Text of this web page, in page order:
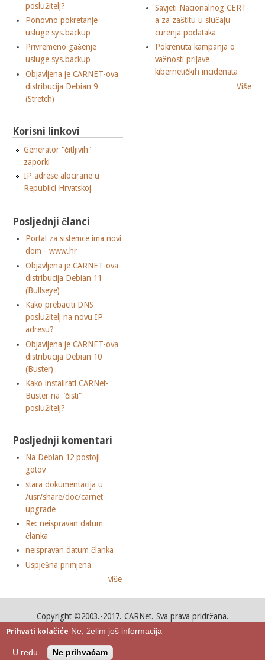
poslužitelj?
Ponovno pokretanje
usluge sys.backup
Privremeno gašenje
usluge sys.backup
Objavljena je CARNET-ova
distribucija Debian 9
(Stretch)
Korisni linkovi
Generator "čitljivih"
zaporki
IP adrese alocirane u
Republici Hrvatskoj
Posljednji članci
Portal za sistemce ima novi
dom - www.hr
Objavljena je CARNET-ova
distribucija Debian 11
(Bullseye)
Kako prebaciti DNS
poslužitelj na novu IP
adresu?
Objavljena je CARNET-ova
distribucija Debian 10
(Buster)
Kako instalirati CARNet-
Buster na "čisti"
poslužitelj?
Posljednji komentari
Na Debian 12 postoji
gotov
stara dokumentacija u
/usr/share/doc/carnet-
upgrade
Re: neispravan datum
članka
neispravan datum članka
Uspješna primjena
više
Savjeti Nacionalnog CERT-
a za zaštitu u slučaju
curenja podataka
Pokrenuta kampanja o
važnosti prijave
kibernetičkih incidenata
Više
Copyright ©2003.-2017. CARNet. Sva prava pridržana.
Mail to portal-team(at)CARNet.hr
Prihvati kolačiće Ne, želim još informacija
U redu Ne prihvaćam